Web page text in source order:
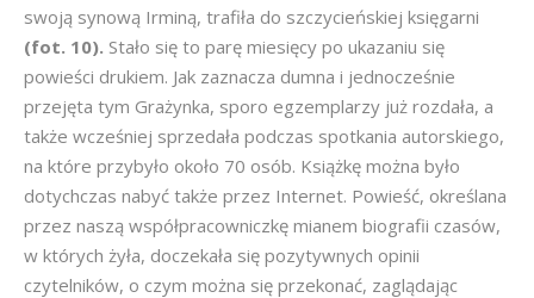
swoją synową Irminą, trafiła do szczycieńskiej księgarni
(fot. 10). Stało się to parę miesięcy po ukazaniu się
powieści drukiem. Jak zaznacza dumna i jednocześnie
przejęta tym Grażynka, sporo egzemplarzy już rozdała, a
także wcześniej sprzedała podczas spotkania autorskiego,
na które przybyło około 70 osób. Książkę można było
dotychczas nabyć także przez Internet. Powieść, określana
przez naszą współpracowniczkę mianem biografii czasów,
w których żyła, doczekała się pozytywnych opinii
czytelników, o czym można się przekonać, zaglądając